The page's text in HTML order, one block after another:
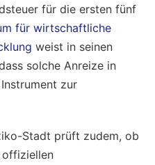
für die ersten fünf
für wirtschaftliche
weist in seinen
solche Anreize in
zur
Stadt prüft zudem, ob
offiziellen